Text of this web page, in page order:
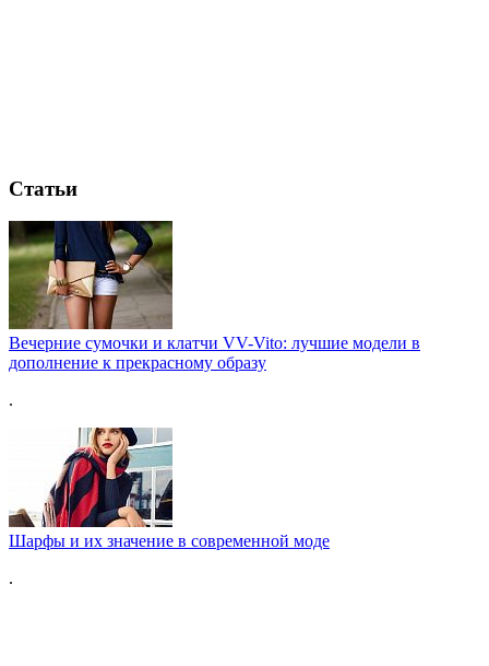
Статьи
Вечерние сумочки и клатчи VV-Vito: лучшие модели в
дополнение к прекрасному образу
.
Шарфы и их значение в современной моде
.